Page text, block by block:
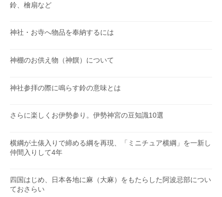
鈴、檜扇など
神社・お寺へ物品を奉納するには
神棚のお供え物（神饌）について
神社参拝の際に鳴らす鈴の意味とは
さらに楽しくお伊勢参り。伊勢神宮の豆知識10選
横綱が土俵入りで締める綱を再現、「ミニチュア横綱」を一新し
仲間入りして4年
四国はじめ、日本各地に麻（大麻）をもたらした阿波忌部につい
ておさらい